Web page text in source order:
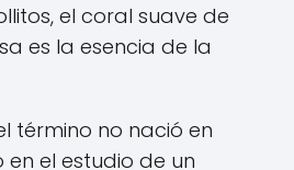
el coral suave de
es la esencia de la
término no nació en
en el estudio de un